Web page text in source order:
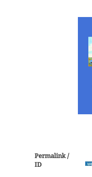
Permalink /
ID